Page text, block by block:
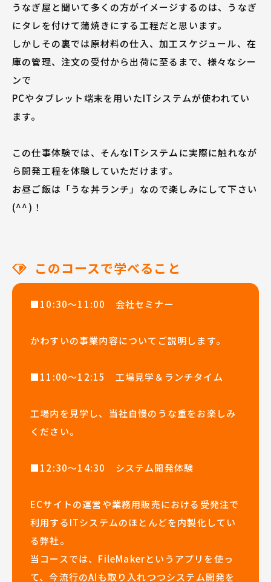
うなぎ屋と聞いて多くの方がイメージするのは、うなぎ
にタレを付けて蒲焼きにする工程だと思います。
しかしその裏では原材料の仕入、加工スケジュール、在
庫の管理、注文の受付から出荷に至るまで、様々なシー
ンで
PCやタブレット端末を用いたITシステムが使われてい
ます。
この仕事体験では、そんなITシステムに実際に触れなが
ら開発工程を体験していただけます。
お昼ご飯は「うな丼ランチ」なので楽しみにして下さい
(^^)！
このコースで学べること
■10:30～11:00 会社セミナー
かわすいの事業内容についてご説明します。
■11:00～12:15 工場見学＆ランチタイム
工場内を見学し、当社自慢のうな重をお楽しみ
ください。
■12:30～14:30 システム開発体験
ECサイトの運営や業務用販売における受発注で
利用するITシステムのほとんどを内製化してい
る弊社。
当コースでは、FileMakerというアプリを使っ
て、今流行のAIも取り入れつつシステム開発を